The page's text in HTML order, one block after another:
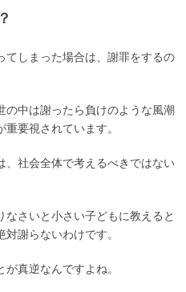
てしまった場合は、謝罪をするの
の中は謝ったら負けのような風潮
要視されています。
、社会全体で考えるべきではない
さいと小さい子どもに教えると
謝らないわけです。
真逆なんですよね。